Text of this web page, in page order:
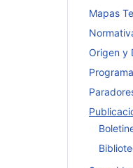
Mapas
Origen y